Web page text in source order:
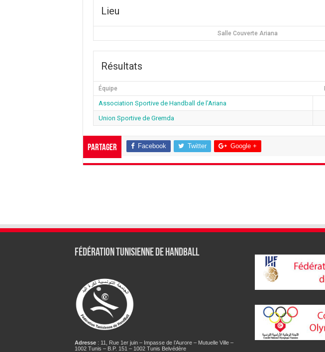
Lieu
Salle Couverte Ariana
Résultats
Équipe
Association Sportive de Handball de l’Ariana
Union Sportive de Gremda
Partager Facebook Twitter Google +
Fédération tunisienne de Handball
Adresse: 11, Rue 1er juin – Impasse de l’Aurore – Mutuelle Ville –
1002 Tunis – B.P. 151 – 1002 Tunis Belvédère